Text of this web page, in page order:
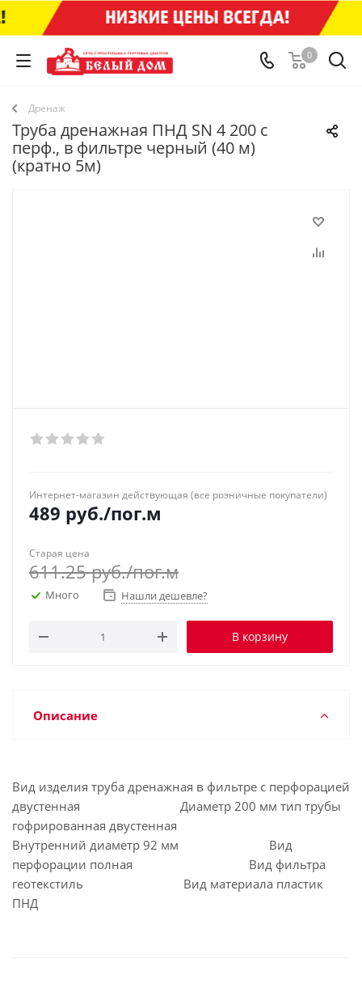
0
Дренаж
Труба дренажная ПНД SN 4 200 с
перф., в фильтре черный (40 м)
(кратно 5м)
Интернет-магазин действующая (все розничные покупатели)
489 руб./пог.м
Старая цена
611.25руб./пог.м
Много Нашли дешевле?
В корзину
Описание
Вид изделия труба дренажная в фильтре с перфорацией
двустенная Диаметр 200 мм тип трубы
гофрированная двустенная
Внутренний диаметр 92 мм Вид
перфорации полная Вид фильтра
геотекстиль Вид материала пластик
ПНД